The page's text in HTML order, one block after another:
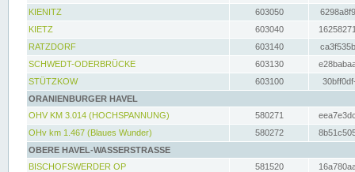
KIENITZ
603050
KIETZ
603040
RATZDORF
603140
SCHWEDT-ODERBRÜCKE
603130
STÜTZKOW
603100
ORANIENBURGER HAVEL
OHV KM 3.014 (HOCHSPANNUNG)
580271
OHv km 1.467 (Blaues Wunder)
580272
OBERE HAVEL-WASSERSTRASSE
BISCHOFSWERDER OP
581520